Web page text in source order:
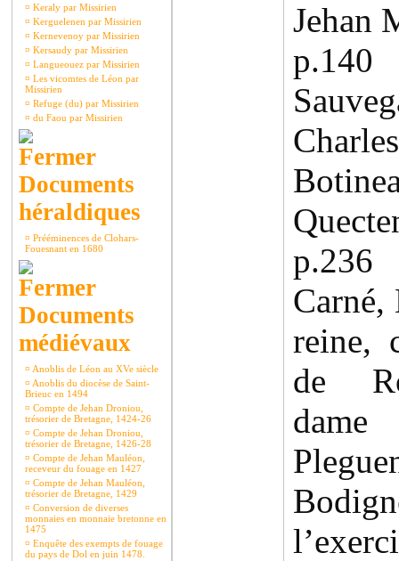
¤ Keraly par Missirien
¤ Kerguelenen par Missirien
¤ Kernevenoy par Missirien
¤ Kersaudy par Missirien
¤ Langueouez par Missirien
¤ Les vicomtes de Léon par
Missirien
¤ Refuge (du) par Missirien
¤ du Faou par Missirien
Documents
héraldiques
¤ Prééminences de Clohars-
Fouesnant en 1680
Documents
médiévaux
¤ Anoblis de Léon au XVe siècle
¤ Anoblis du diocèse de Saint-
Brieuc en 1494
¤ Compte de Jehan Droniou,
trésorier de Bretagne, 1424-26
¤ Compte de Jehan Droniou,
trésorier de Bretagne, 1426-28
¤ Compte de Jehan Mauléon,
receveur du fouage en 1427
¤ Compte de Jehan Mauléon,
trésorier de Bretagne, 1429
¤ Conversion de diverses
monnaies en monnaie bretonne en
1475
¤ Enquête des exempts de fouage
du pays de Dol en juin 1478.
Jehan
p.236
Carné,
reine,
de
dame